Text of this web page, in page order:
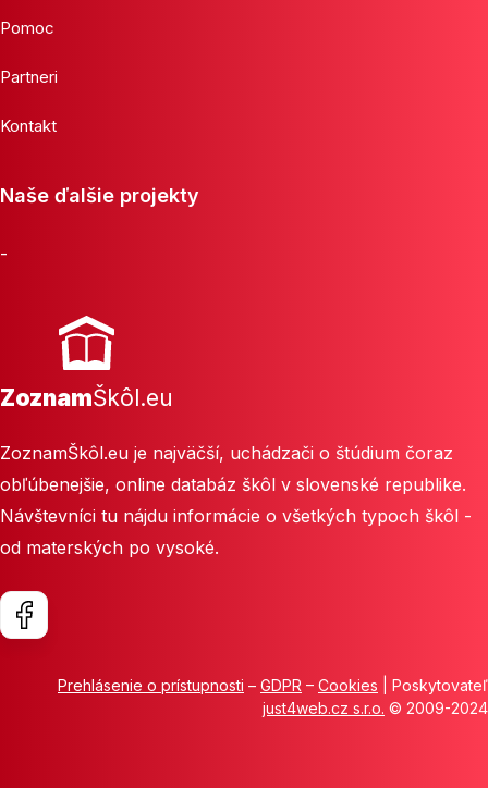
Pomoc
Partneri
Kontakt
Naše ďalšie projekty
-
ZoznamŠkôl.eu
ZoznamŠkôl.eu je najväčší, uchádzači o štúdium čoraz
obľúbenejšie, online databáz škôl v slovenské republike.
Návštevníci tu nájdu informácie o všetkých typoch škôl -
od materských po vysoké.
Prehlásenie o prístupnosti – GDPR – Cookies | Poskytovateľ
just4web.cz s.r.o. © 2009-2024